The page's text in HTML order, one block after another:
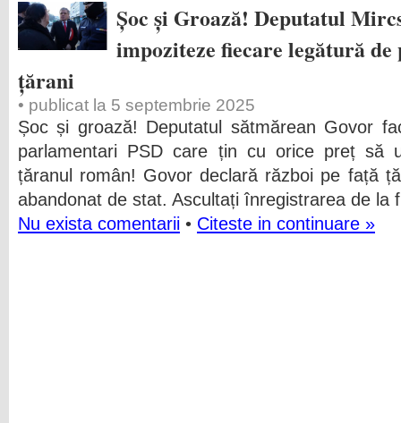
Șoc și Groază! Deputatul
impoziteze fiecare legătură
țărani
• publicat la 5 septembrie 2025
Șoc și groază! Deputatul sătmărean Govor
parlamentari PSD care țin cu orice preț să
țăranul român! Govor declară război pe față
abandonat de stat. Ascultați înregistrarea de la
Nu exista comentarii • Citeste in continuare »